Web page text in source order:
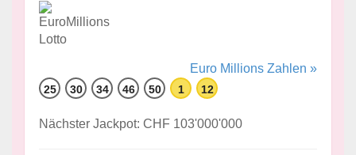
Euro Millions Zahlen »
25 30 34 46 50 1 12
Nächster Jackpot: CHF 103'000'000